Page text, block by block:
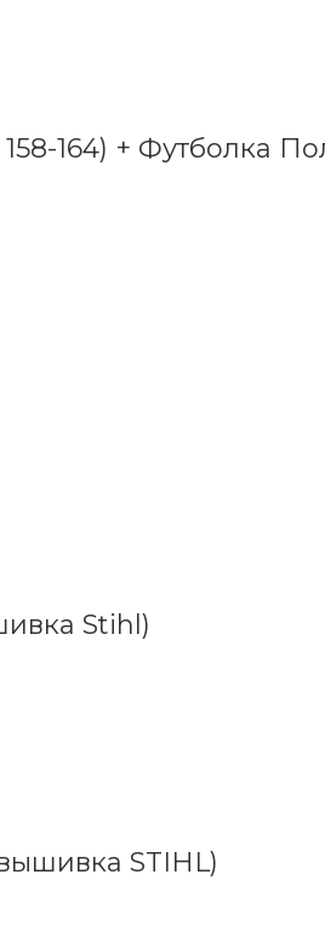
164) + Футболка
Stihl)
STIHL)